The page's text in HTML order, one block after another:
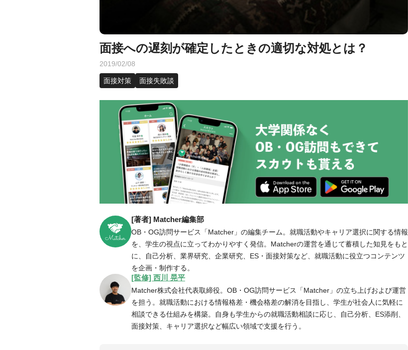
面接への遅刻が確定したときの適切な対処とは？
2019/02/08
面接対策 面接失敗談
[著者] Matcher編集部
OB・OG訪問サービス「Matcher」の編集チーム。就職活動やキャリア選択に関する情報
を、学生の視点に立ってわかりやすく発信。Matcherの運営を通じて蓄積した知見をもと
に、自己分析、業界研究、企業研究、ES・面接対策など、就職活動に役立つコンテンツ
を企画・制作する。
[監修] 西川 晃平
Matcher株式会社代表取締役。OB・OG訪問サービス「Matcher」の立ち上げおよび運営
を担う。就職活動における情報格差・機会格差の解消を目指し、学生が社会人に気軽に
相談できる仕組みを構築。自身も学生からの就職活動相談に応じ、自己分析、ES添削、
面接対策、キャリア選択など幅広い領域で支援を行う。